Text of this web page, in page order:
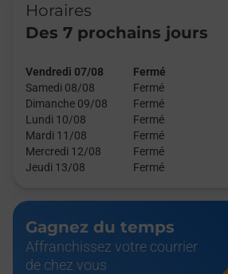
Horaires
Des 7 prochains jours
Vendredi 07/08
Fermé
Samedi 08/08
Fermé
Dimanche 09/08
Fermé
Lundi 10/08
Fermé
Mardi 11/08
Fermé
Mercredi 12/08
Fermé
Jeudi 13/08
Fermé
Gagnez du temps
Affranchissez votre courrier
de chez vous